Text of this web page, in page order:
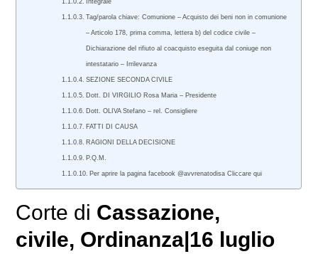
Integrale
Tag/parola chiave: Comunione – Acquisto dei beni non in comunione
– Articolo 178, prima comma, lettera b) del codice civile –
Dichiarazione del rifiuto al coacquisto eseguita dal coniuge non
intestatario – Irrilevanza
SEZIONE SECONDA CIVILE
Dott. DI VIRGILIO Rosa Maria – Presidente
Dott. OLIVA Stefano – rel. Consigliere
FATTI DI CAUSA
RAGIONI DELLA DECISIONE
P.Q.M.
Per aprire la pagina facebook @avvrenatodisa Cliccare qui
Corte di Cassazione,
civile, Ordinanza|16 luglio